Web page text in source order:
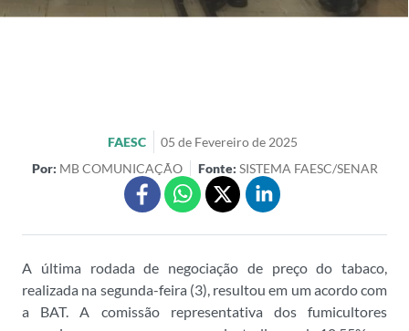
FAESC
05 de Fevereiro de 2025
Por: MB COMUNICAÇÃO Fonte: SISTEMA FAESC/SENAR
A última rodada de negociação de preço do tabaco,
realizada na segunda-feira (3), resultou em um acordo com
a BAT. A comissão representativa dos fumicultores